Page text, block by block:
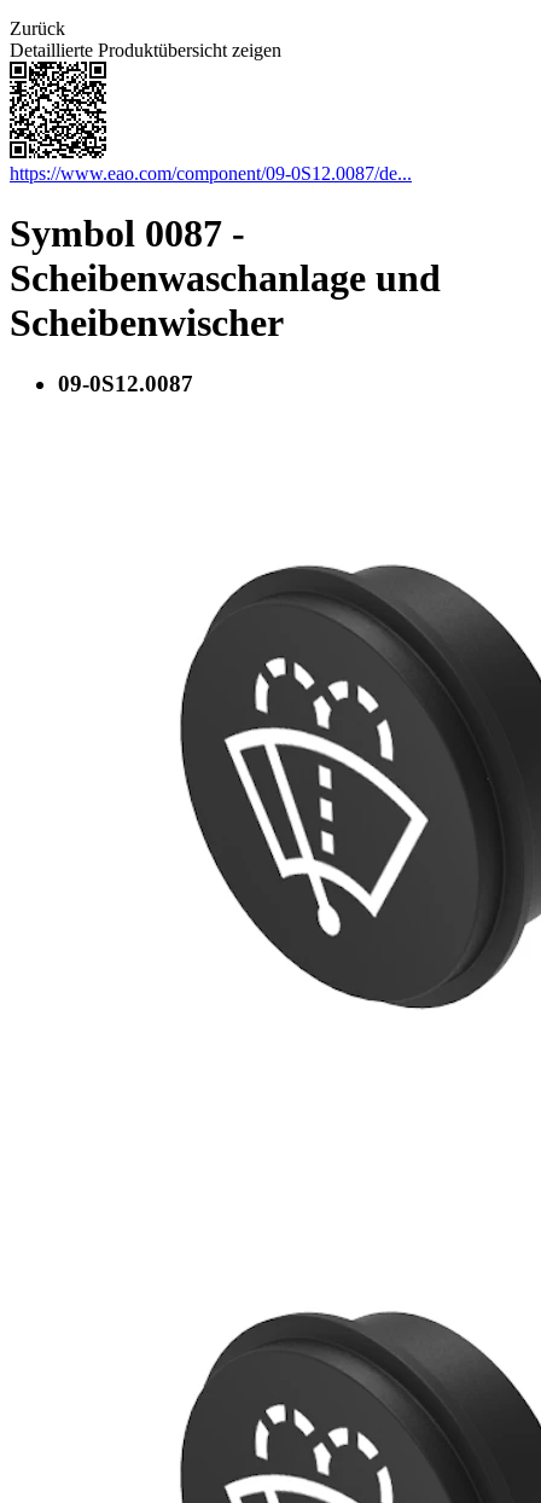
Zurück
Detaillierte Produktübersicht zeigen
https://www.eao.com/component/09-0S12.0087/de...
Symbol 0087 -
Scheibenwaschanlage und
Scheibenwischer
09-0S12.0087